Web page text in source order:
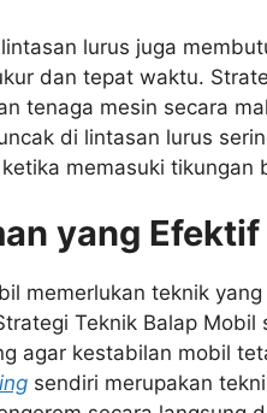
lurus juga
dan tepat waktu.
tenaga mesin secara
di lintasan lurus
memasuki tikungan
yang
memerlukan teknik
Teknik Balap Mobil
agar kestabilan mobil
sendiri merupakan